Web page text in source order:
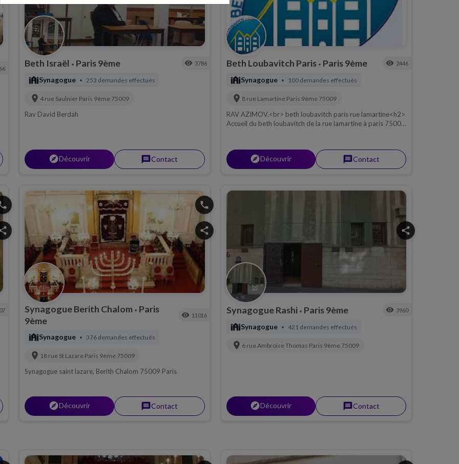
Beth Israël • Paris 9ème visibility 3786
synagogueSynagogue • 253 demandes effectués
location_on 4 rue Saulnier Paris 9ème 75009
Rav David Berdah
explorerDécouvrir messageContact
Beth Loubavitch Paris • Paris 9ème visibility 2446
synagogueSynagogue • 100 demandes effectués
location_on 8 rue Lamartine Paris 9ème 75009
RAV AZIMOV.<br> beth loubavitch paris rue lamartine<h2>
Accueil du beth loubavitch de la rue lamartine à paris 75009
explorerDécouvrir messageContact
phone
share
Synagogue Berith Chalom • Paris
9ème
visibility 11016
synagogueSynagogue • 376 demandes effectués
location_on 18 rue St Lazare Paris 9ème 75009
Synagogue saint lazare, Berith Chalom 75009 Paris
explorerDécouvrir messageContact
share
Synagogue Rashi • Paris 9ème visibility 3960
synagogueSynagogue • 421 demandes effectués
location_on 6 rue Ambroise Thomas Paris 9ème 75009
explorerDécouvrir messageContact